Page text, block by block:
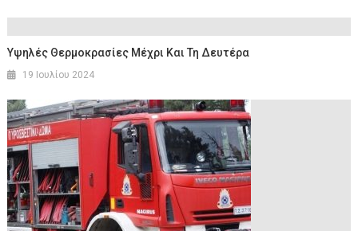
Υψηλές Θερμοκρασίες Μέχρι Και Τη Δευτέρα
19 Ιουλίου 2024